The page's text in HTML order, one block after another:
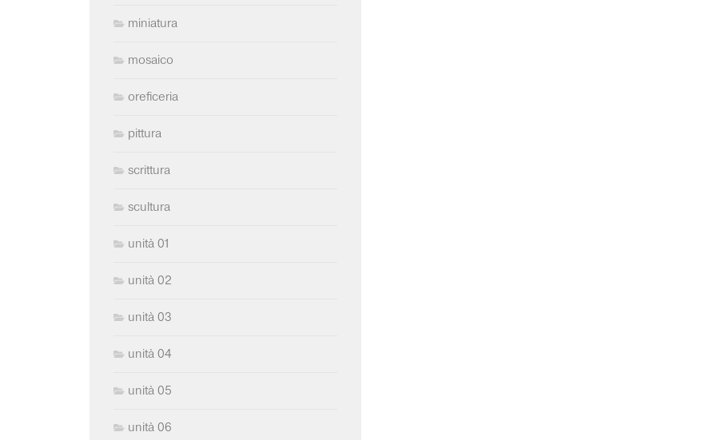
miniatura
mosaico
oreficeria
pittura
scrittura
scultura
unità 01
unità 02
unità 03
unità 04
unità 05
unità 06